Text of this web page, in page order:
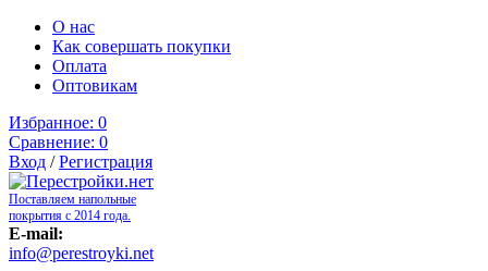
О нас
Как совершать покупки
Оплата
Оптовикам
Избранное: 0
Сравнение: 0
Вход /Регистрация
Поставляем напольные
покрытия с 2014 года.
E-mail:
info@perestroyki.net